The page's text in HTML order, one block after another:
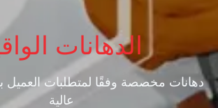
الدهانات
دهانات مخصصة وفقًا لمتطلبات العميل
عالية